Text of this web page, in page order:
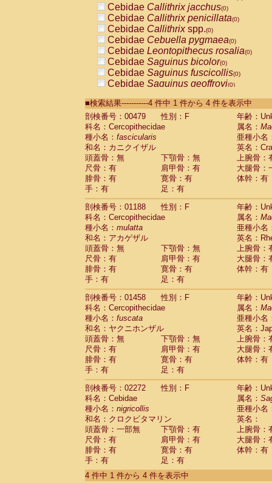
Cebidae Callithrix jacchus(0)
Cebidae Callithrix penicillata(0)
Cebidae Callithrixspp.(0)
Cebidae Cebuella pygmaea(0)
Cebidae Leontopithecus rosalia(0)
Cebidae Saguinus bicolor(0)
Cebidae Saguinus fuscicollis(0)
Cebidae Saguinus geoffroyi(0)
CebidaeSaguinus labiatus(0)
Cebidae Saguinus leucopus (0)
CebidaeSaguinus midas
CebidaeSaguinus mystax
CebidaeSaguinus nigricollis (1)
Cebidae Saguinus oedipus
Cebidae Saguinus weddelli
Cebidae Saguinusspp.
Cebidae Aotus trivirgatus
Cebidae Cebus albifrons
CebidaeCebus apella
Cebidae
CebidaeCebus nigrivittatus
Cebidae Cebusspp.(0)
Cebidae Saimiri boliviensis
Cebidae Saimiri sciureus
Atelidae Alouatta caraya
AtelidaeAlouatta fusca
AtelidaeAlouatta seniculus
AtelidaeAlouatta
Atelidae Ateles belzebuth
Atelidae Ateles geoffroyi
Atelidae Ateles paniscus
Atelidae Atelesspp.
Atelidae Lagothrix lagothricha
AtelidaeLagothrix lagothricha cana(0)
Pitheciidae
Cacajao calvus
Pitheciidae
Callicebus cupreus(0)
Pitheciidae Callicebus donacophilus(0)
PitheciidaeCallicebus moloch(0)
Pitheciidae Callicebus torquatus(0)
Pitheciidae Callicebus
Pitheciidae Chiropotes satanas
Pitheciidae Pithecia monachus
PitheciidaePithecia pithecia
■検索結果-----------4 件中 1 件から 4 件を表示中
剖検番号：00479
性別：F
年齢：
科名：Cercopithecidae
属名：
種小名： fascicularis
亜種小名
和名：カニクイザル
英名：
頭蓋骨：無
下顎骨：無
上腕骨：
尺骨：有
肩甲骨：有
大腿骨：
腓骨：有
寛骨：有
体幹：有
手：有
足：有
剖検番号：01188
性別：F
年齢：
科名：Cercopithecidae
属名：
種小名： mulatta
亜種小名
和名：アカゲザル
英名：
頭蓋骨：無
下顎骨：無
上腕骨：
尺骨：有
肩甲骨：有
大腿骨：
腓骨：有
寛骨：有
体幹：有
手：有
足：有
剖検番号：01458
性別：F
年齢：
科名：Cercopithecidae
属名：
種小名： fuscata
亜種小名
和名：ヤクニホンザル
英名：
頭蓋骨：無
下顎骨：無
上腕骨：
尺骨：有
肩甲骨：有
大腿骨：
腓骨：有
寛骨：有
体幹：有
手：有
足：有
剖検番号：02272
性別：F
年齢：
科名：Cebidae
属名：
種小名： nigricollis
亜種小名
和名：クロクビタマリン
英名：
頭蓋骨：一部無
下顎骨：有
上腕骨：
尺骨：有
肩甲骨：有
大腿骨：
腓骨：有
寛骨：有
体幹：有
手：有
足：有
4 件中 1 件から 4 件を表示中